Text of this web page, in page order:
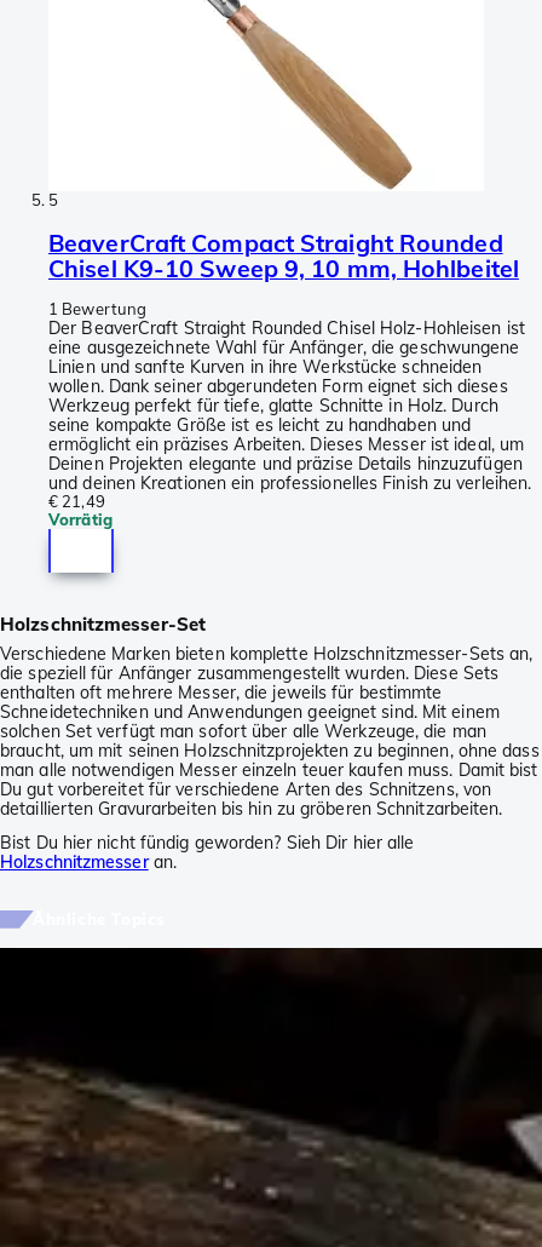
5
BeaverCraft Compact Straight Rounded
Chisel K9-10 Sweep 9, 10 mm, Hohlbeitel
1 Bewertung
Der BeaverCraft Straight Rounded Chisel Holz-Hohleisen ist
eine ausgezeichnete Wahl für Anfänger, die geschwungene
Linien und sanfte Kurven in ihre Werkstücke schneiden
wollen. Dank seiner abgerundeten Form eignet sich dieses
Werkzeug perfekt für tiefe, glatte Schnitte in Holz. Durch
seine kompakte Größe ist es leicht zu handhaben und
ermöglicht ein präzises Arbeiten. Dieses Messer ist ideal, um
Deinen Projekten elegante und präzise Details hinzuzufügen
und deinen Kreationen ein professionelles Finish zu verleihen.
€ 21,49
Vorrätig
Holzschnitzmesser-Set
Verschiedene Marken bieten komplette Holzschnitzmesser-Sets an,
die speziell für Anfänger zusammengestellt wurden. Diese Sets
enthalten oft mehrere Messer, die jeweils für bestimmte
Schneidetechniken und Anwendungen geeignet sind. Mit einem
solchen Set verfügt man sofort über alle Werkzeuge, die man
braucht, um mit seinen Holzschnitzprojekten zu beginnen, ohne dass
man alle notwendigen Messer einzeln teuer kaufen muss. Damit bist
Du gut vorbereitet für verschiedene Arten des Schnitzens, von
detaillierten Gravurarbeiten bis hin zu gröberen Schnitzarbeiten.
Bist Du hier nicht fündig geworden? Sieh Dir hier alle
Holzschnitzmesseran.